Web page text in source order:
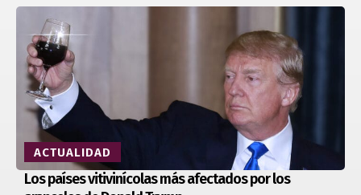
ACTUALIDAD
Los países vitivinícolas más afectados por los